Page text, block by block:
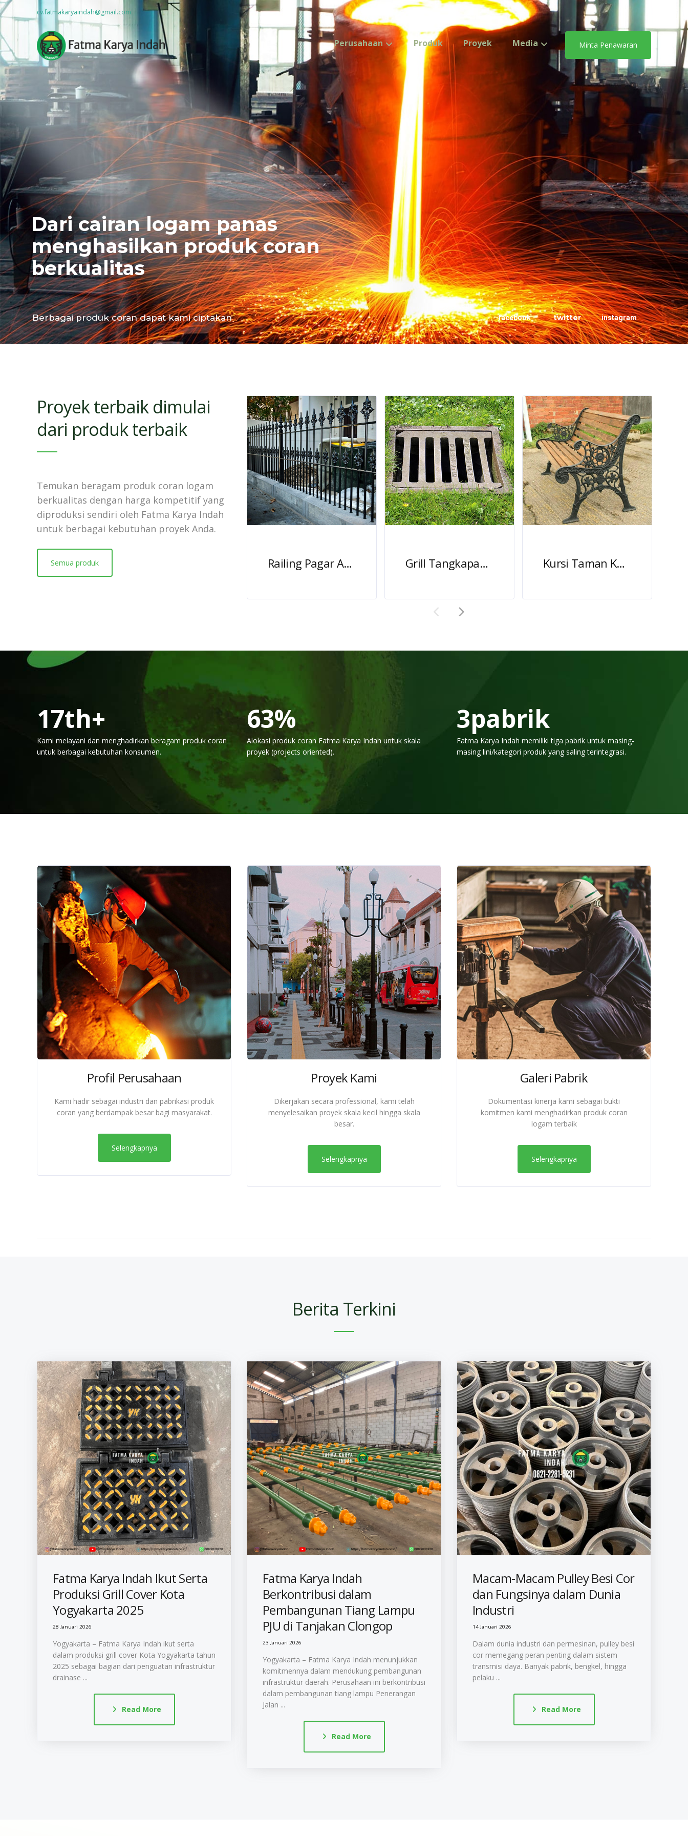
cv.fatmakaryaindah@gmail.com
Minta Penawaran
Perusahaan Produk Proyek Media
Dari cairan logam panas
menghasilkan produk coran
berkualitas
twitter
Berbagai produk coran dapat kami ciptakan facebook instagram
Proyek terbaik dimulai
dari produk terbaik
Temukan beragam produk coran logam
berkualitas dengan harga kompetitif yang
diproduksi sendiri oleh Fatma Karya Indah
untuk berbagai kebutuhan proyek Anda.
Semua produk Railing Pagar Antik Besi Cor Grill Tangkapan Air Jalan Baja Coran Kursi Taman Kota Antik Besi Cor
20th+
Kami melayani dan menghadirkan beragam produk coran
untuk berbagai kebutuhan konsumen.
75%
Alokasi produk coran Fatma Karya Indah untuk skala
proyek (projects oriented).
3pabrik
Fatma Karya Indah memiliki tiga pabrik untuk masing-
masing lini/kategori produk yang saling terintegrasi.
Profil Perusahaan
Kami hadir sebagai industri dan pabrikasi produk
coran yang berdampak besar bagi masyarakat.
Selengkapnya
Proyek Kami
Dikerjakan secara professional, kami telah
menyelesaikan proyek skala kecil hingga skala
besar.
Selengkapnya
Galeri Pabrik
Dokumentasi kinerja kami sebagai bukti
komitmen kami menghadirkan produk coran
logam terbaik
Selengkapnya
Berita Terkini
Fatma Karya Indah Ikut Serta
Produksi Grill Cover Kota
Yogyakarta 2025
28 Januari 2026
Yogyakarta – Fatma Karya Indah ikut serta
dalam produksi grill cover Kota Yogyakarta tahun
2025 sebagai bagian dari penguatan infrastruktur
drainase ...
Read More
Fatma Karya Indah
Berkontribusi dalam
Pembangunan Tiang Lampu
PJU di Tanjakan Clongop
23 Januari 2026
Yogyakarta – Fatma Karya Indah menunjukkan
komitmennya dalam mendukung pembangunan
infrastruktur daerah. Perusahaan ini berkontribusi
dalam pembangunan tiang lampu Penerangan
Jalan ...
Read More
Macam-Macam Pulley Besi Cor
dan Fungsinya dalam Dunia
Industri
14 Januari 2026
Dalam dunia industri dan permesinan, pulley besi
cor memegang peran penting dalam sistem
transmisi daya. Banyak pabrik, bengkel, hingga
pelaku ...
Read More